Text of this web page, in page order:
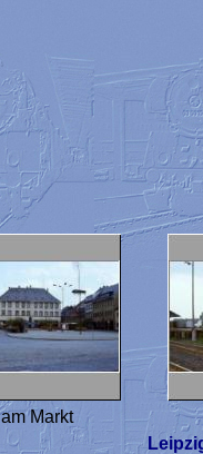
am Markt